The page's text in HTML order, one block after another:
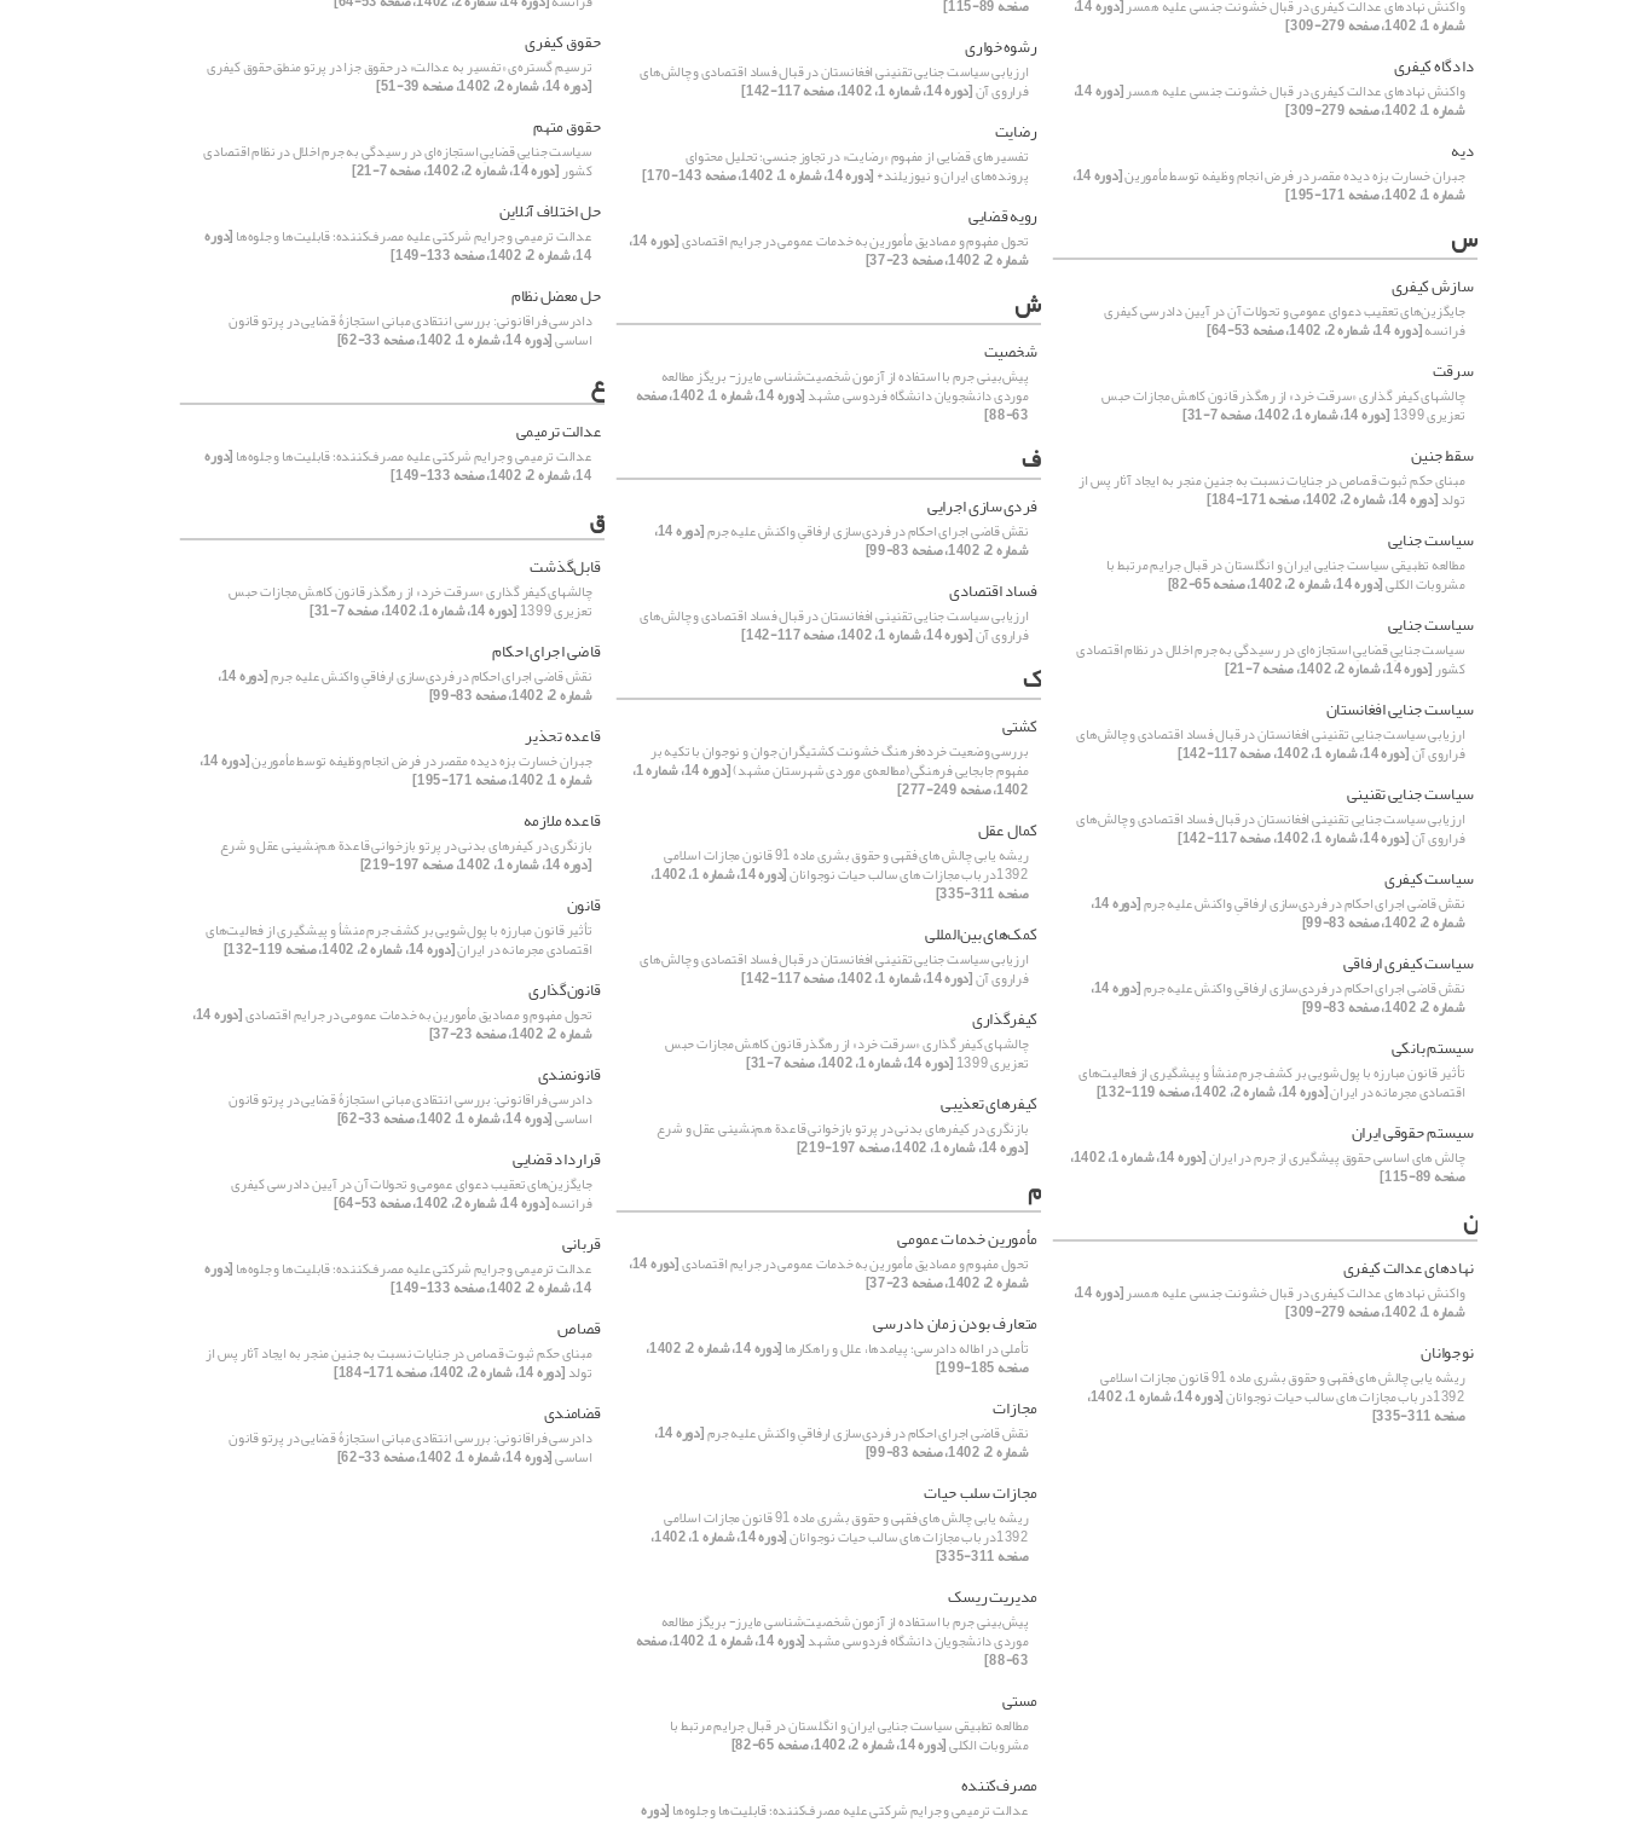
حقوق کیفری
ترسیم گستره‌ی «تفسیر به عدالت» در حقوق جزا در پرتو منطق حقوق کیفری
[دوره 14، شماره 2، 1402، صفحه 39-51]
حقوق متهم
سیاست جناییِ قضاییِ استجازه‌ای در رسیدگی به جرم اخلال در نظام اقتصادی
کشور[دوره 14، شماره 2، 1402، صفحه 7-21]
حل اختلاف آنلاین
عدالت ترمیمی و جرایم شرکتی علیه مصرف‌کننده؛ قابلیت‌ها و جلوه‌ها[دوره
14، شماره 2، 1402، صفحه 133-149]
حل معضل نظام
دادرسی فراقانونی: بررسی انتقادی مبانی استجازۀ قضایی در پرتو قانون
اساسی[دوره 14، شماره 1، 1402، صفحه 33-62]
واکنش نهادهای عدالت کیفری در قبال خشونت جنسی علیه همسر [دوره 14،
شماره 1، 1402، صفحه 279-309]
دادگاه کیفری
واکنش نهادهای عدالت کیفری در قبال خشونت جنسی علیه همسر [دوره 14،
شماره 1، 1402، صفحه 279-309]
دیه
جبران خسارت بزه دیده مقصر در فرض انجام وظیفه توسط مأمورین [دوره 14،
شماره 1، 1402، صفحه 171-195]
صفحه 89-115]
رشوه‌خواری
ارزیابی سیاست جنایی تقنینی افغانستان در قبال فساد اقتصادی و چالش‌های
فراروی آن[دوره 14، شماره 1، 1402، صفحه 117-142]
رضایت
تفسیرهای قضایی از مفهوم «رضایت» در تجاوز جنسی؛ تحلیل محتوای
پرونده‌های ایران و نیوزیلند*[دوره 14، شماره 1، 1402، صفحه 143-170]
رویه قضایی
تحول مفهوم و مصادیق مأمورین به خدمات عمومی در جرایم اقتصادی [دوره 14،
شماره 2، 1402، صفحه 23-37] س
سازش کیفری
جایگزین‌های تعقیب دعوای عمومی و تحولات آن در آیین دادرسی کیفری
فرانسه[دوره 14، شماره 2، 1402، صفحه 53-64]
سرقت
چالشهای کیفر گذاری «سرقت‌ خرد» از رهگذر قانون کاهش مجازات حبس
تعزیری 1399 [دوره 14، شماره 1، 1402، صفحه 7-31]
سقط جنین
مبنای حکم ثبوت قصاص در جنایات نسبت به جنین منجر به ایجاد آثار پس از
تولد[دوره 14، شماره 2، 1402، صفحه 171-184]
سیاست جنایی
مطالعه تطبیقی سیاست جنایی ایران و انگلستان در قبال جرایم مرتبط با
مشروبات الکلی[دوره 14، شماره 2، 1402، صفحه 65-82]
سیاست جنایی
سیاست جناییِ قضاییِ استجازه‌ای در رسیدگی به جرم اخلال در نظام اقتصادی
کشور[دوره 14، شماره 2، 1402، صفحه 7-21]
سیاست جنایی افغانستان
ارزیابی سیاست جنایی تقنینی افغانستان در قبال فساد اقتصادی و چالش‌های
فراروی آن[دوره 14، شماره 1، 1402، صفحه 117-142]
سیاست جنایی تقنینی
ارزیابی سیاست جنایی تقنینی افغانستان در قبال فساد اقتصادی و چالش‌های
فراروی آن[دوره 14، شماره 1، 1402، صفحه 117-142]
سیاست کیفری
نقش قاضی اجرای احکام در فردی‌سازی ارفاقیِ واکنش علیه جرم [دوره 14،
شماره 2، 1402، صفحه 83-99]
سیاست کیفری ارفاقی
نقش قاضی اجرای احکام در فردی‌سازی ارفاقیِ واکنش علیه جرم [دوره 14،
شماره 2، 1402، صفحه 83-99]
سیستم بانکی
تأثیر قانون مبارزه با پول‌شویی بر کشف جرم منشأ و پیشگیری از فعالیت‌های
اقتصادی مجرمانه در ایران[دوره 14، شماره 2، 1402، صفحه 119-132]
سیستم حقوقی ایران
چالش های اساسی حقوق پیشگیری از جرم در ایران [دوره 14، شماره 1، 1402،
صفحه 89-115]
ش
شخصیت
پیش‌بینی جرم با استفاده از آزمون شخصیت‌شناسی مایرز- بریگز مطالعه
موردی دانشجویان دانشگاه فردوسی مشهد [دوره 14، شماره 1، 1402، صفحه
63-88]
ع
عدالت ترمیمی
عدالت ترمیمی و جرایم شرکتی علیه مصرف‌کننده؛ قابلیت‌ها و جلوه‌ها[دوره
14، شماره 2، 1402، صفحه 133-149] ف
فردی‌سازی اجرایی
نقش قاضی اجرای احکام در فردی‌سازی ارفاقیِ واکنش علیه جرم [دوره 14،
شماره 2، 1402، صفحه 83-99]
فساد اقتصادی
ارزیابی سیاست جنایی تقنینی افغانستان در قبال فساد اقتصادی و چالش‌های
فراروی آن[دوره 14، شماره 1، 1402، صفحه 117-142]
ق
قابل‌گذشت
چالشهای کیفر گذاری «سرقت‌ خرد» از رهگذر قانون کاهش مجازات حبس
تعزیری 1399 [دوره 14، شماره 1، 1402، صفحه 7-31]
قاضی اجرای احکام
نقش قاضی اجرای احکام در فردی‌سازی ارفاقیِ واکنش علیه جرم [دوره 14،
شماره 2، 1402، صفحه 83-99]
قاعده تحذیر
جبران خسارت بزه دیده مقصر در فرض انجام وظیفه توسط مأمورین [دوره 14،
شماره 1، 1402، صفحه 171-195]
قاعده ملازمه
بازنگری در کیفرهای بدنی در پرتو بازخوانی قاعدة هم‌نشینی عقل و شرع
[دوره 14، شماره 1، 1402، صفحه 197-219]
قانون
تأثیر قانون مبارزه با پول‌شویی بر کشف جرم منشأ و پیشگیری از فعالیت‌های
اقتصادی مجرمانه در ایران[دوره 14، شماره 2، 1402، صفحه 119-132]
قانون‌گذاری
تحول مفهوم و مصادیق مأمورین به خدمات عمومی در جرایم اقتصادی [دوره 14،
شماره 2، 1402، صفحه 23-37]
قانونمندی
دادرسی فراقانونی: بررسی انتقادی مبانی استجازۀ قضایی در پرتو قانون
اساسی[دوره 14، شماره 1، 1402، صفحه 33-62]
قرارداد قضایی
جایگزین‌های تعقیب دعوای عمومی و تحولات آن در آیین دادرسی کیفری
فرانسه[دوره 14، شماره 2، 1402، صفحه 53-64]
قربانی
عدالت ترمیمی و جرایم شرکتی علیه مصرف‌کننده؛ قابلیت‌ها و جلوه‌ها[دوره
14، شماره 2، 1402، صفحه 133-149]
قصاص
مبنای حکم ثبوت قصاص در جنایات نسبت به جنین منجر به ایجاد آثار پس از
تولد[دوره 14، شماره 2، 1402، صفحه 171-184]
قضامندی
دادرسی فراقانونی: بررسی انتقادی مبانی استجازۀ قضایی در پرتو قانون
اساسی[دوره 14، شماره 1، 1402، صفحه 33-62]
ک
کشتی
بررسی وضعیت خرده‌فرهنگ خشونت کشتیگران جوان و نوجوان با تکیه بر
مفهوم جابجایی فرهنگی(مطالعه‌ی موردی شهرستان مشهد) [دوره 14، شماره 1،
1402، صفحه 249-277]
کمال عقل
ریشه یابی چالش های فقهی و حقوق بشری ماده 91 قانون مجازات اسلامی
1392در باب مجازات های سالب حیات نوجوانان [دوره 14، شماره 1، 1402،
صفحه 311-335]
کمک‌های بین‌المللی
ارزیابی سیاست جنایی تقنینی افغانستان در قبال فساد اقتصادی و چالش‌های
فراروی آن[دوره 14، شماره 1، 1402، صفحه 117-142]
کیفرگذاری
چالشهای کیفر گذاری «سرقت‌ خرد» از رهگذر قانون کاهش مجازات حبس
تعزیری 1399 [دوره 14، شماره 1، 1402، صفحه 7-31]
کیفرهای تعذیبی
بازنگری در کیفرهای بدنی در پرتو بازخوانی قاعدة هم‌نشینی عقل و شرع
[دوره 14، شماره 1، 1402، صفحه 197-219]
م
مأمورین خدمات عمومی
تحول مفهوم و مصادیق مأمورین به خدمات عمومی در جرایم اقتصادی [دوره 14،
شماره 2، 1402، صفحه 23-37]
متعارف بودن زمان دادرسی
تأملی در اطاله دادرسی؛ پیامد‌ها، علل و راهکار‌ها [دوره 14، شماره 2، 1402،
صفحه 185-199]
مجازات
نقش قاضی اجرای احکام در فردی‌سازی ارفاقیِ واکنش علیه جرم [دوره 14،
شماره 2، 1402، صفحه 83-99]
مجازات سلب حیات
ریشه یابی چالش های فقهی و حقوق بشری ماده 91 قانون مجازات اسلامی
1392در باب مجازات های سالب حیات نوجوانان [دوره 14، شماره 1، 1402،
صفحه 311-335]
مدیریت ریسک
پیش‌بینی جرم با استفاده از آزمون شخصیت‌شناسی مایرز- بریگز مطالعه
موردی دانشجویان دانشگاه فردوسی مشهد [دوره 14، شماره 1، 1402، صفحه
63-88]
مستی
مطالعه تطبیقی سیاست جنایی ایران و انگلستان در قبال جرایم مرتبط با
مشروبات الکلی[دوره 14، شماره 2، 1402، صفحه 65-82]
مصرف‌کننده
عدالت ترمیمی و جرایم شرکتی علیه مصرف‌کننده؛ قابلیت‌ها و جلوه‌ها[دوره
ن
نهادهای عدالت کیفری
واکنش نهادهای عدالت کیفری در قبال خشونت جنسی علیه همسر [دوره 14،
شماره 1، 1402، صفحه 279-309]
نوجوانان
ریشه یابی چالش های فقهی و حقوق بشری ماده 91 قانون مجازات اسلامی
1392در باب مجازات های سالب حیات نوجوانان [دوره 14، شماره 1، 1402،
صفحه 311-335]